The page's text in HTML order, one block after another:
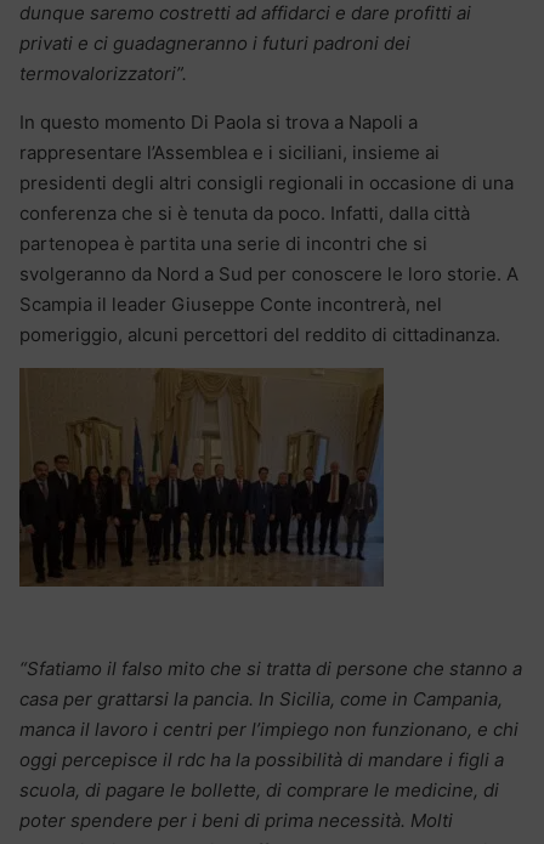
dunque saremo costretti ad affidarci e dare profitti ai
privati e ci guadagneranno i futuri padroni dei
termovalorizzatori”.
In questo momento Di Paola si trova a Napoli a
rappresentare l’Assemblea e i siciliani, insieme ai
presidenti degli altri consigli regionali in occasione di una
conferenza che si è tenuta da poco. Infatti, dalla città
partenopea è partita una serie di incontri che si
svolgeranno da Nord a Sud per conoscere le loro storie. A
Scampia il leader Giuseppe Conte incontrerà, nel
pomeriggio, alcuni percettori del reddito di cittadinanza.
“Sfatiamo il falso mito che si tratta di persone che stanno a
casa per grattarsi la pancia. In Sicilia, come in Campania,
manca il lavoro i centri per l’impiego non funzionano, e chi
oggi percepisce il rdc ha la possibilità di mandare i figli a
scuola, di pagare le bollette, di comprare le medicine, di
poter spendere per i beni di prima necessità. Molti